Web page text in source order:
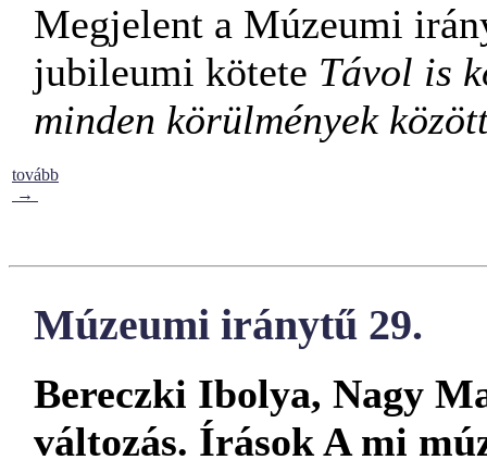
Megjelent a Múzeumi
jubileumi kötete Távol is
minden körülmények
tovább
→
Múzeumi iránytű 29.
Bereczki Ibolya, Nagy
változás. Írások A mi